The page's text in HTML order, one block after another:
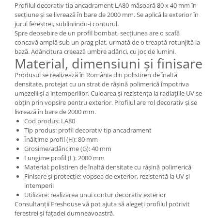
Profilul decorativ tip ancadrament LA80 măsoară 80 x 40 mm în
secțiune și se livrează în bare de 2000 mm. Se aplică la exterior în
jurul ferestrei, subliniindu-i conturul.
Spre deosebire de un profil bombat, secțiunea are o scafă
concavă amplă sub un prag plat, urmată de o treaptă rotunjită la
bază. Adâncitura creează umbre adânci, cu joc de lumini.
Material, dimensiuni și finisare
Produsul se realizează în România din polistiren de înaltă
densitate, protejat cu un strat de rășină polimerică împotriva
umezelii și a intemperiilor. Culoarea și rezistența la radiațiile UV se
obțin prin vopsire pentru exterior. Profilul are rol decorativ și se
livrează în bare de 2000 mm.
Cod produs: LA80
Tip produs: profil decorativ tip ancadrament
Înălțime profil (H): 80 mm
Grosime/adâncime (G): 40 mm
Lungime profil (L): 2000 mm
Material: polistiren de înaltă densitate cu rășină polimerică
Finisare și protecție: vopsea de exterior, rezistentă la UV și
intemperii
Utilizare: realizarea unui contur decorativ exterior
Consultanții Freshouse vă pot ajuta să alegeți profilul potrivit
ferestrei și fațadei dumneavoastră.